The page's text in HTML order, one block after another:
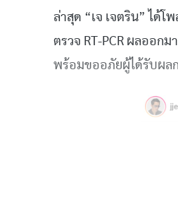
ล่าสุด “เจ เจตริน” ได้โ
ตรวจ RT-PCR ผลออกม
พร้อมขออภัยผู้ได้รับผล